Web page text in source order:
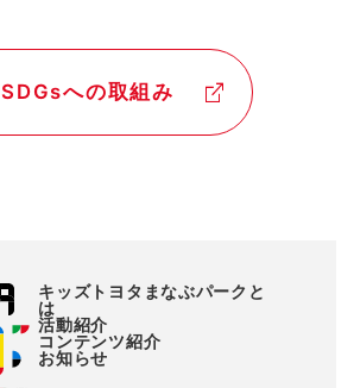
SDGsへの取組み
キッズトヨタまなぶパークと
は
活動紹介
コンテンツ紹介
お知らせ